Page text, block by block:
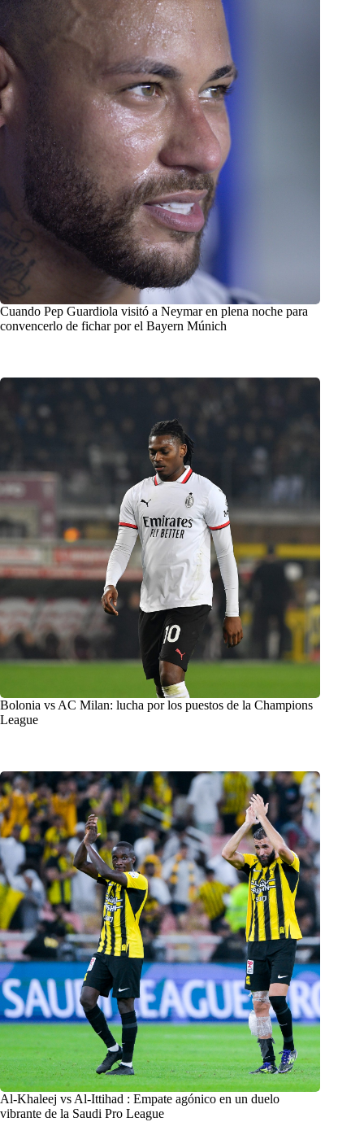
Cuando Pep Guardiola visitó a Neymar en plena noche para
convencerlo de fichar por el Bayern Múnich
Bolonia vs AC Milan: lucha por los puestos de la Champions
League
Al-Khaleej vs Al-Ittihad : Empate agónico en un duelo
vibrante de la Saudi Pro League